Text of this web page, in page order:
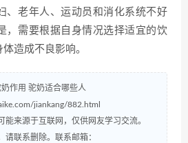
、老年人、运动员和消化系统不好
，需要根据自身情况选择适宜的饮
造成不良影响。
作用 驼奶适合哪些人
jiankang/882.html
能来源于互联网，仅供网友学习交流。
请联系删除。联系邮箱：